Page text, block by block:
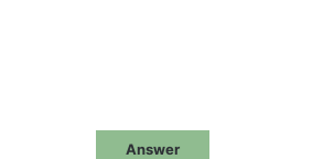
Answer